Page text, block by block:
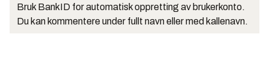
Bruk BankID for automatisk oppretting av brukerkonto.
Du kan kommentere under fullt navn eller med kallenavn.